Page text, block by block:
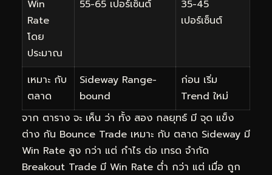
Win
Rate
โดย
ประมาณ
55-65 เปอร์เซ็นต์
35-45
เปอร์เซ็นต์
เหมาะ กับ
ตลาด
Sideway Range-
bound
ก่อน เริ่ม
Trend ใหม่
จาก ตาราง จะ เห็น ว่า ทั้ง สอง กลยุทธ์ มี จุด แข็ง
ต่าง กัน Bounce Trade เหมาะ กับ ตลาด Sideway มี
Win Rate สูง กว่า แต่ กำไร ต่อ เทรด จำกัด
Breakout Trade มี Win Rate ต่ำ กว่า แต่ เมื่อ ถูก